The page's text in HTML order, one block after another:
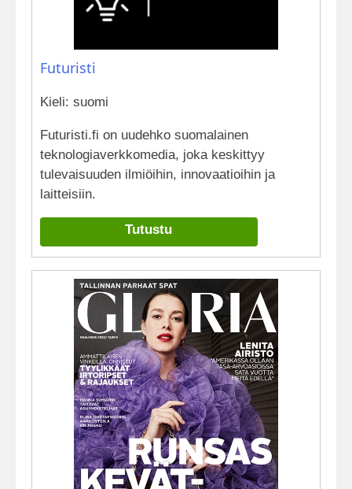
Futuristi
Kieli: suomi
Futuristi.fi on uudehko suomalainen
teknologiaverkkomedia, joka keskittyy
tulevaisuuden ilmiöihin, innovaatioihin ja
laitteisiin.
Tutustu